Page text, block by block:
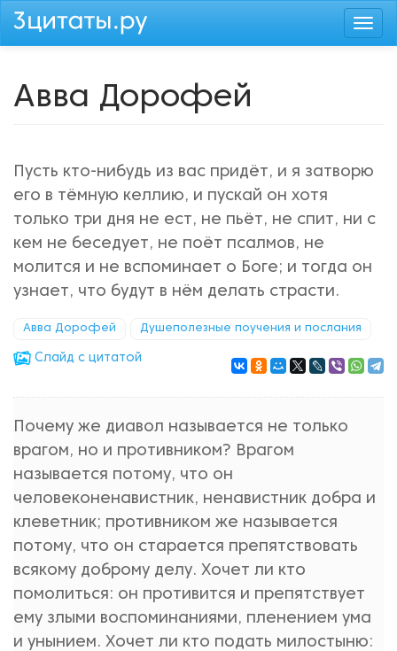
Перейти
Авва Дорофей
Пусть кто-нибудь из вас придёт, и я затворю
его в тёмную келлию, и пускай он хотя
только три дня не ест, не пьёт, не спит, ни с
кем не беседует, не поёт псалмов, не
молится и не вспоминает о Боге; и тогда он
узнает, что будут в нём делать страсти.
Авва Дорофей Душеполезные поучения и послания
Cлайд с цитатой
Почему же диавол называется не только
врагом, но и противником? Врагом
называется потому, что он
человеконенавистник, ненавистник добра и
клеветник; противником же называется
потому, что он старается препятствовать
всякому доброму делу. Хочет ли кто
помолиться: он противится и препятствует
ему злыми воспоминаниями, пленением ума
и унынием. Хочет ли кто подать милостыню: